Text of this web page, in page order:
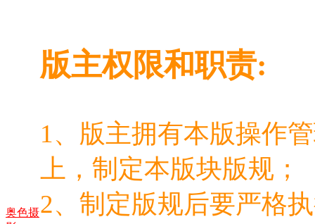
奥色摄
版主权限和职责:
1、版主拥有本版操作
上，制定本版块版规；
2、制定版规后要严格